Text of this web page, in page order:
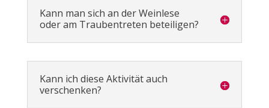
Kann man sich an der Weinlese
oder am Traubentreten beteiligen?
Kann ich diese Aktivität auch
verschenken?